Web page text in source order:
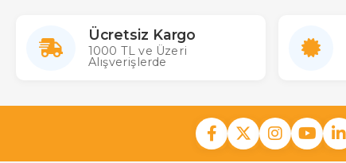
Ücretsiz Kargo
1000 TL ve Üzeri
Alışverişlerde